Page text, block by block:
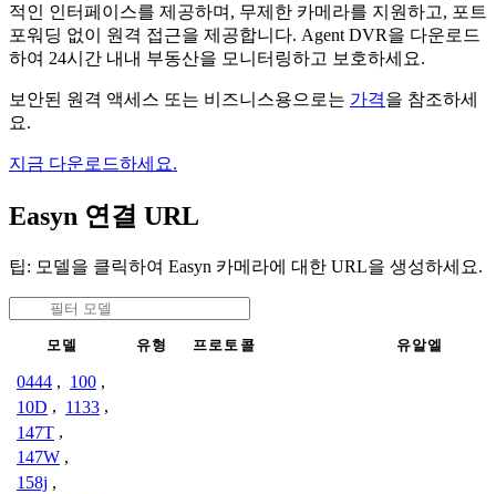
적인 인터페이스를 제공하며, 무제한 카메라를 지원하고, 포트
포워딩 없이 원격 접근을 제공합니다. Agent DVR을 다운로드
하여 24시간 내내 부동산을 모니터링하고 보호하세요.
보안된 원격 액세스 또는 비즈니스용으로는 가격을 참조하세
요.
지금 다운로드하세요.
Easyn 연결 URL
팁: 모델을 클릭하여 Easyn 카메라에 대한 URL을 생성하세요.
모델 유형 프로토콜 유알엘
0444 , 100 ,
10D , 1133 ,
147T ,
147W ,
158j ,